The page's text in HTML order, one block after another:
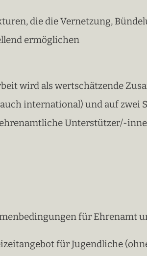
die die Vernetzung,
ermöglichen
wird als wertschätzende
international) und auf
Unterstützer/-
für Ehrenamt
für Jugendliche